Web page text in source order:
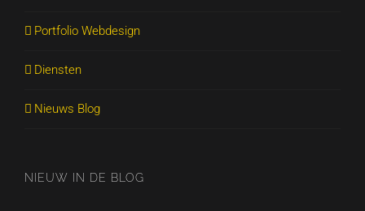
Portfolio Webdesign
Diensten
Nieuws Blog
NIEUW IN DE BLOG